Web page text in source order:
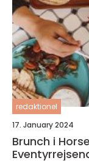
redaktionel
17. January 2024
Brunch i